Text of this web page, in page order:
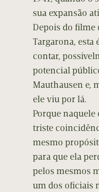
sua expansão
Depois do filme
Targarona, esta
contar,
potencial
Mauthausen e,
ele viu por lá.
Porque
triste
mesmo
para que ela
pelos mesmos
um dos oficiais